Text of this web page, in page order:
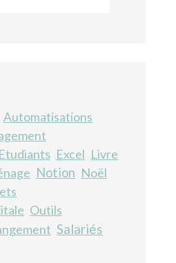
Automatisations
Etudiants Excel Livre
Notion Noël
Outils
Salariés